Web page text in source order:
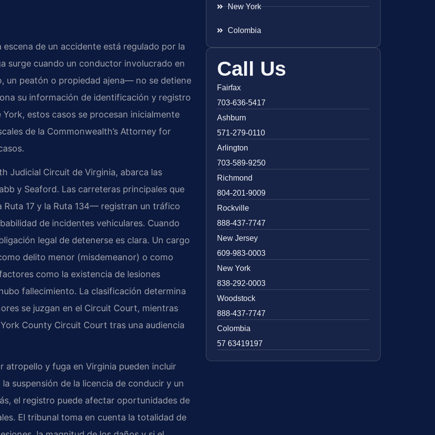
de un accidente está regulado por la
surge cuando un conductor involucrado en
un peatón o propiedad ajena— no se detiene
su información de identificación y registro
estos casos se procesan inicialmente
de la Commonwealth’s Attorney for
Judicial Circuit de Virginia, abarca las
y Seaford. Las carreteras principales que
17 y la Ruta 134— registran un tráfico
de incidentes vehiculares. Cuando
legal de detenerse es clara. Un cargo
delito menor (misdemeanor) o como
como la existencia de lesiones
fallecimiento. La clasificación determina
se juzgan en el Circuit Court, mientras
County Circuit Court tras una audiencia
atropello y fuga en Virginia pueden incluir
suspensión de la licencia de conducir y un
el registro puede afectar oportunidades de
El tribunal toma en cuenta la totalidad de
New York
Colombia
Call Us
Fairfax
703-636-5417
Ashburn
571-279-0110
Arlington
703-589-9250
Richmond
804-201-9009
Rockville
888-437-7747
New Jersey
609-983-0003
New York
838-292-0003
Woodstock
888-437-7747
Colombia
57 63419197